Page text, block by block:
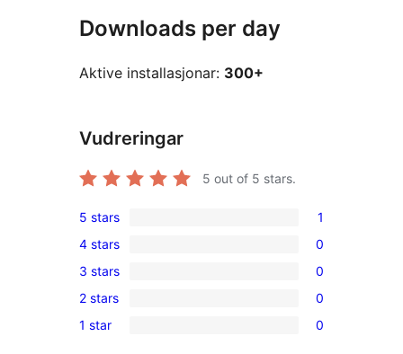
Downloads per day
Aktive installasjonar: 300+
Vudreringar
5 out of 5 stars.
1
5-
star
review
5 stars 1
0
4-
star
reviews
4 stars 0
0
3-
star
3 stars 0
0
2-
2 stars 0
0
1 star 0